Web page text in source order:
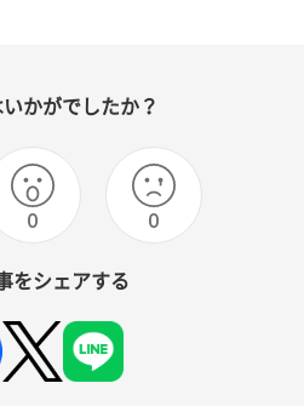
かがでしたか？
0 0
をシェアする